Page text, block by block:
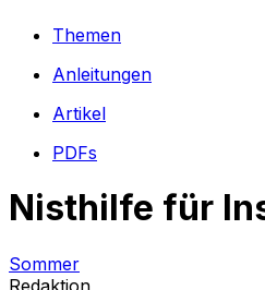
Themen
Anleitungen
Artikel
PDFs
Nisthilfe für
Sommer
Redaktion